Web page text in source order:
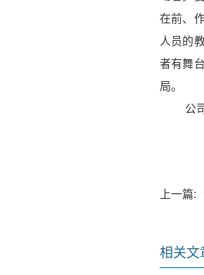
在前、
人员的
者有舞
局。
公
上一篇:
相关文